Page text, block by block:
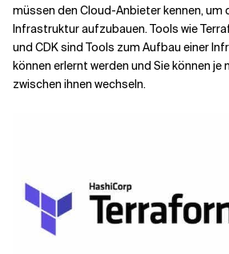
müssen den Cloud-Anbieter kennen, um
Infrastruktur aufzubauen. Tools wie
und CDK sind Tools zum Aufbau einer
können erlernt werden und Sie können
zwischen ihnen wechseln.